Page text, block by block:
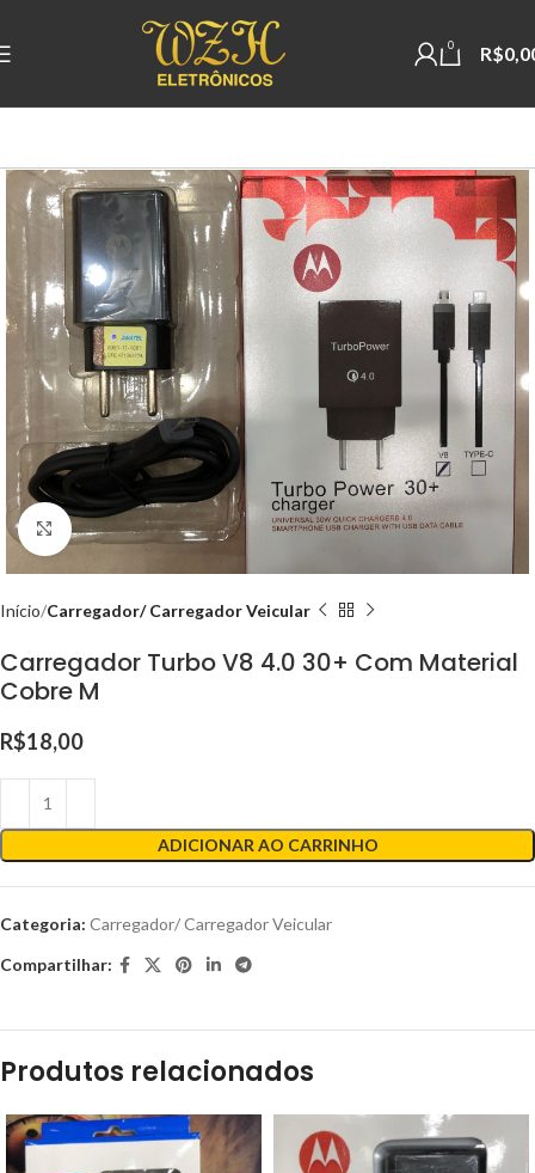
0 R$
Clique para ampliar
Início Carregador/ Carregador Veicular
Carregador Turbo V8 4.0 30+ Com Material
Cobre M
R$18,00
ADICIONAR AO CARRINHO
Categoria: Carregador/ Carregador Veicular
Compartilhar:
Produtos relacionados